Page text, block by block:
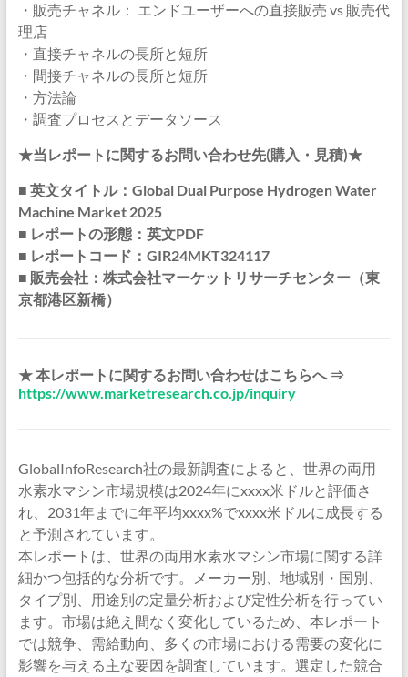
・販売チャネル： エンドユーザーへの直接販売 vs 販売代
理店
・直接チャネルの長所と短所
・間接チャネルの長所と短所
・方法論
・調査プロセスとデータソース
★当レポートに関するお問い合わせ先(購入・見積)★
■ 英文タイトル：Global Dual Purpose Hydrogen Water
Machine Market 2025
■ レポートの形態：英文PDF
■ レポートコード：GIR24MKT324117
■ 販売会社：株式会社マーケットリサーチセンター（東
京都港区新橋）
★ 本レポートに関するお問い合わせはこちらへ ⇒
https://www.marketresearch.co.jp/inquiry
GlobalInfoResearch社の最新調査によると、世界の両用
水素水マシン市場規模は2024年にxxxx米ドルと評価さ
れ、2031年までに年平均xxxx%でxxxx米ドルに成長する
と予測されています。
本レポートは、世界の両用水素水マシン市場に関する詳
細かつ包括的な分析です。メーカー別、地域別・国別、
タイプ別、用途別の定量分析および定性分析を行ってい
ます。市場は絶え間なく変化しているため、本レポート
では競争、需給動向、多くの市場における需要の変化に
影響を与える主な要因を調査しています。選定した競合